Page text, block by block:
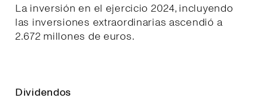
La inversión en el ejercicio 2024, incluyendo
las inversiones extraordinarias ascendió a
2.672 millones de euros.
Dividendos